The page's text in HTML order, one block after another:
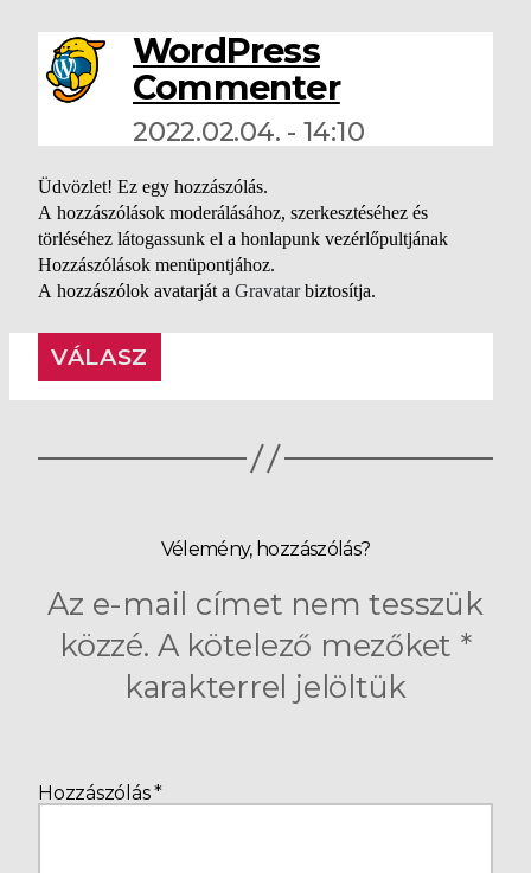
WordPress
Commenterszerint:
2022.02.04. - 14:10
Üdvözlet! Ez egy hozzászólás.
A hozzászólások moderálásához, szerkesztéséhez és
törléséhez látogassunk el a honlapunk vezérlőpultjának
Hozzászólások menüpontjához.
A hozzászólok avatarját a Gravatarbiztosítja.
VÁLASZ
Vélemény, hozzászólás?
Az e-mail címet nem tesszük
közzé. A kötelező mezőket *
karakterrel jelöltük
Hozzászólás*